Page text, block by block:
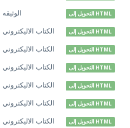
الوثيقه التحويل إلى HTML
الكتاب الاليكتروني التحويل إلى HTML
الكتاب الاليكتروني التحويل إلى HTML
الكتاب الاليكتروني التحويل إلى HTML
الكتاب الاليكتروني التحويل إلى HTML
الكتاب الاليكتروني التحويل إلى HTML
الكتاب الاليكتروني التحويل إلى HTML